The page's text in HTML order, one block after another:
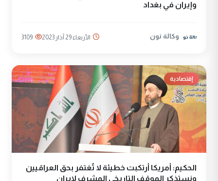
وإيران في بغداد
وكالة نون الأربعاء 29 آذار 2023 3109
إقتصادية
الحكيم: أمريكا أرتكبت خطيئة لا تُغتفر بحق العراقيين
ونستذكر الموقف التاريخي المشرف لإيران